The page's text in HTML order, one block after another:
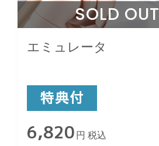
SOLD OUT
エミュレータ
6,820 円 税込